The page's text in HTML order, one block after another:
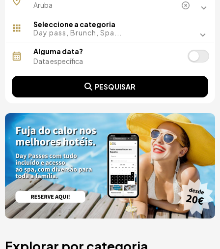
Seleccione a categoria
Day pass, Brunch, Spa...
Alguma data?
PESQUISAR